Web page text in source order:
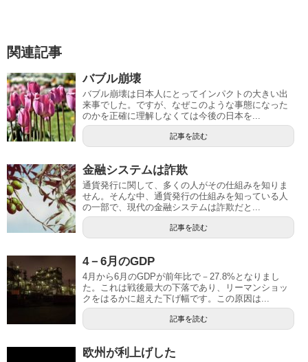
関連記事
バブル崩壊
バブル崩壊は日本人にとってインパクトの大きい出
来事でした。ですが、なぜこのような事態になった
のかを正確に理解しなくては今後の日本を...
記事を読む
金融システムは詐欺
通貨発行に関して、多くの人がその仕組みを知りま
せん。そんな中、通貨発行の仕組みを知っている人
の一部で、現代の金融システムは詐欺だと...
記事を読む
4－6月のGDP
4月から6月のGDPが前年比で－27.8%となりまし
た。これは戦後最大の下落であり、リーマンショッ
クをはるかに超えた下げ幅です。この原因は...
記事を読む
欧州が利上げした